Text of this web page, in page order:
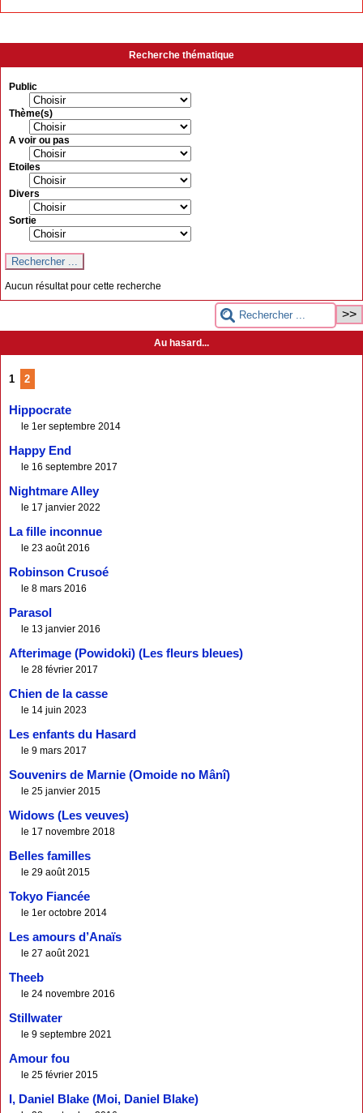
Recherche thématique
Public
Thème(s)
A voir ou pas
Etoiles
Divers
Sortie
Aucun résultat pour cette recherche
Au hasard...
1 2
Hippocrate
le 1er septembre 2014
Happy End
le 16 septembre 2017
Nightmare Alley
le 17 janvier 2022
La fille inconnue
le 23 août 2016
Robinson Crusoé
le 8 mars 2016
Parasol
le 13 janvier 2016
Afterimage (Powidoki) (Les fleurs bleues)
le 28 février 2017
Chien de la casse
le 14 juin 2023
Les enfants du Hasard
le 9 mars 2017
Souvenirs de Marnie (Omoide no Mânî)
le 25 janvier 2015
Widows (Les veuves)
le 17 novembre 2018
Belles familles
le 29 août 2015
Tokyo Fiancée
le 1er octobre 2014
Les amours d’Anaïs
le 27 août 2021
Theeb
le 24 novembre 2016
Stillwater
le 9 septembre 2021
Amour fou
le 25 février 2015
I, Daniel Blake (Moi, Daniel Blake)